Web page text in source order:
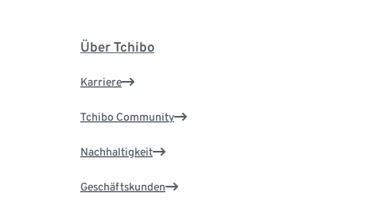
Über Tchibo
Karriere
Tchibo Community
Nachhaltigkeit
Geschäftskunden